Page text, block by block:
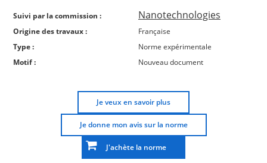
Suivi par la commission : Nanotechnologies
Origine des travaux :
Française
Type :
Norme expérimentale
Motif :
Nouveau document
Je veux en savoir plus
Je donne mon avis sur la norme
J'achète la norme